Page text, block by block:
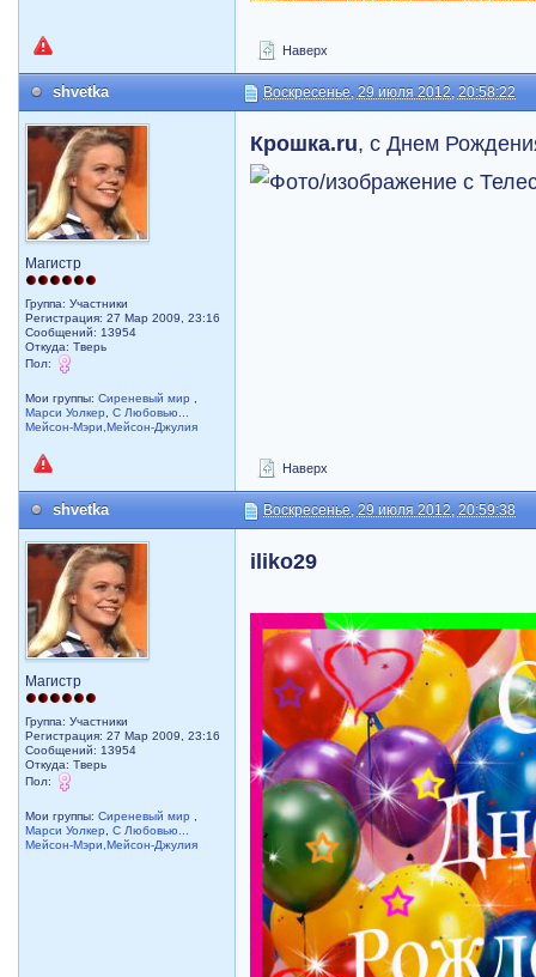
Наверх
shvetka Воскресенье, 29 июля 2012, 20:58:22
Магистр
Группа: Участники
Регистрация: 27 Мар 2009, 23:16
Сообщений: 13954
Откуда: Тверь
Пол:
Мои группы:Сиреневый мир
Марси Уолкер
,С Любовью...
Мейсон-Мэри,Мейсон-Джулия
Крошка.ru, с Днем
Наверх
shvetka Воскресенье, 29 июля 2012, 20:59:38
Магистр
Группа: Участники
Регистрация: 27 Мар 2009, 23:16
Сообщений: 13954
Откуда: Тверь
Пол:
Мои группы:Сиреневый мир
Марси Уолкер
,С Любовью...
Мейсон-Мэри,Мейсон-Джулия
iliko29